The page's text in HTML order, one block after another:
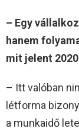
– Egy
hanem
mit jelent
– Itt valóban
létforma
a munkaidő